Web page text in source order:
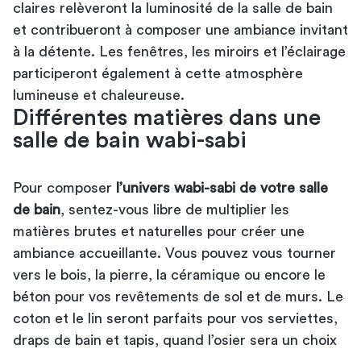
claires relèveront la luminosité de la salle de bain
et contribueront à composer une ambiance invitant
à la détente. Les fenêtres, les miroirs et l’éclairage
participeront également à cette atmosphère
lumineuse et chaleureuse.
Différentes matières dans une
salle de bain wabi-sabi
Pour composer l’univers wabi-sabi de votre salle
de bain , sentez-vous libre de multiplier les
matières brutes et naturelles pour créer une
ambiance accueillante. Vous pouvez vous tourner
vers le bois, la pierre, la céramique ou encore le
béton pour vos revêtements de sol et de murs. Le
coton et le lin seront parfaits pour vos serviettes,
draps de bain et tapis, quand l’osier sera un choix